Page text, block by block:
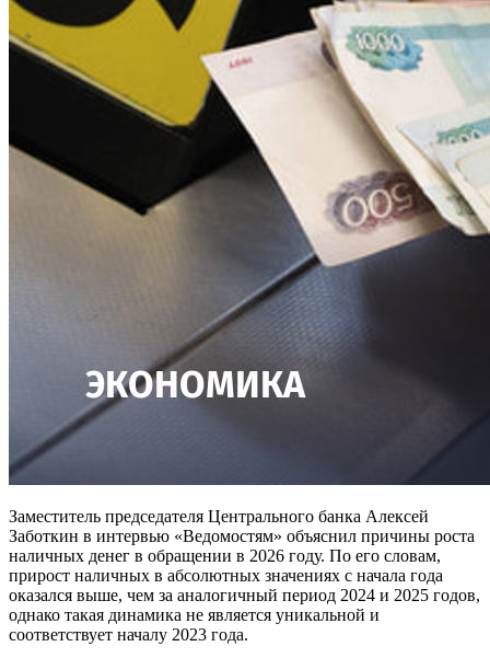
Заместитель председателя Центрального банка Алексей
Заботкин в интервью «Ведомостям» объяснил причины роста
наличных денег в обращении в 2026 году. По его словам,
прирост наличных в абсолютных значениях с начала года
оказался выше, чем за аналогичный период 2024 и 2025 годов,
однако такая динамика не является уникальной и
соответствует началу 2023 года.